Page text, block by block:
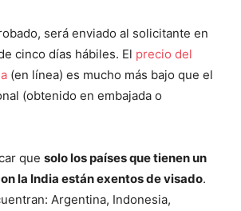
será enviado al solicitante en
cinco días hábiles. El precio del
(en línea) es mucho más bajo que el
(obtenido en embajada o
que solo los países que tienen un
la India están exentos de visado.
Argentina, Indonesia,